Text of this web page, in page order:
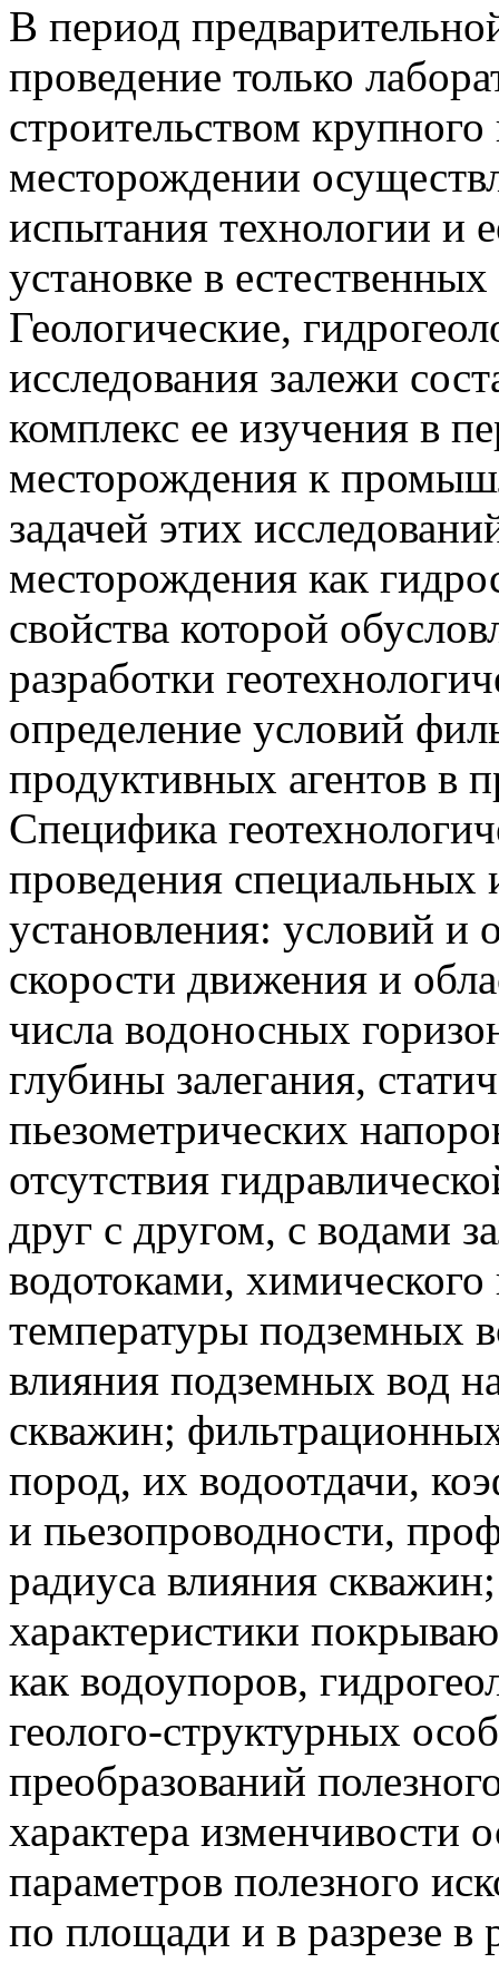
В период
проведение только
строительством
месторождении
испытания технологии и
установке в
Геологические,
исследования залежи
комплекс ее изучения в
месторождения к
задачей этих
месторождения как
свойства которой
разработки
определение условий
продуктивных агентов в
Специфика
проведения специальных
установления: условий и
скорости движения и
числа водоносных
глубины залегания,
пьезометрических
отсутствия
друг с другом, с водами
водотоками, химического
температуры подземных
влияния подземных вод
скважин;
пород, их водоотдачи,
и пьезопроводности,
радиуса влияния
характеристики
как водоупоров,
геолого-структурных
преобразований
характера изменчивости
параметров полезного
по площади и в разрезе в